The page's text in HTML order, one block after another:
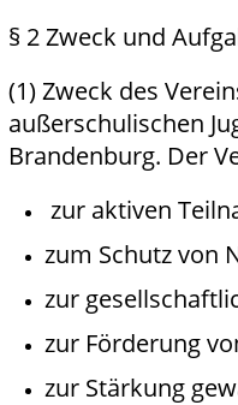
§ 2 Zweck und
(1) Zweck des
außerschulischen
Brandenburg. Der
zur aktiven
zum Schutz von
zur
zur Förderung
zur Stärkung